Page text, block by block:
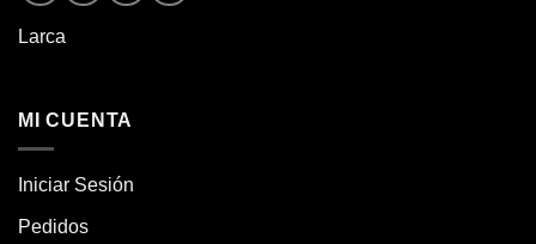
Larca
MI CUENTA
Iniciar Sesión
Pedidos